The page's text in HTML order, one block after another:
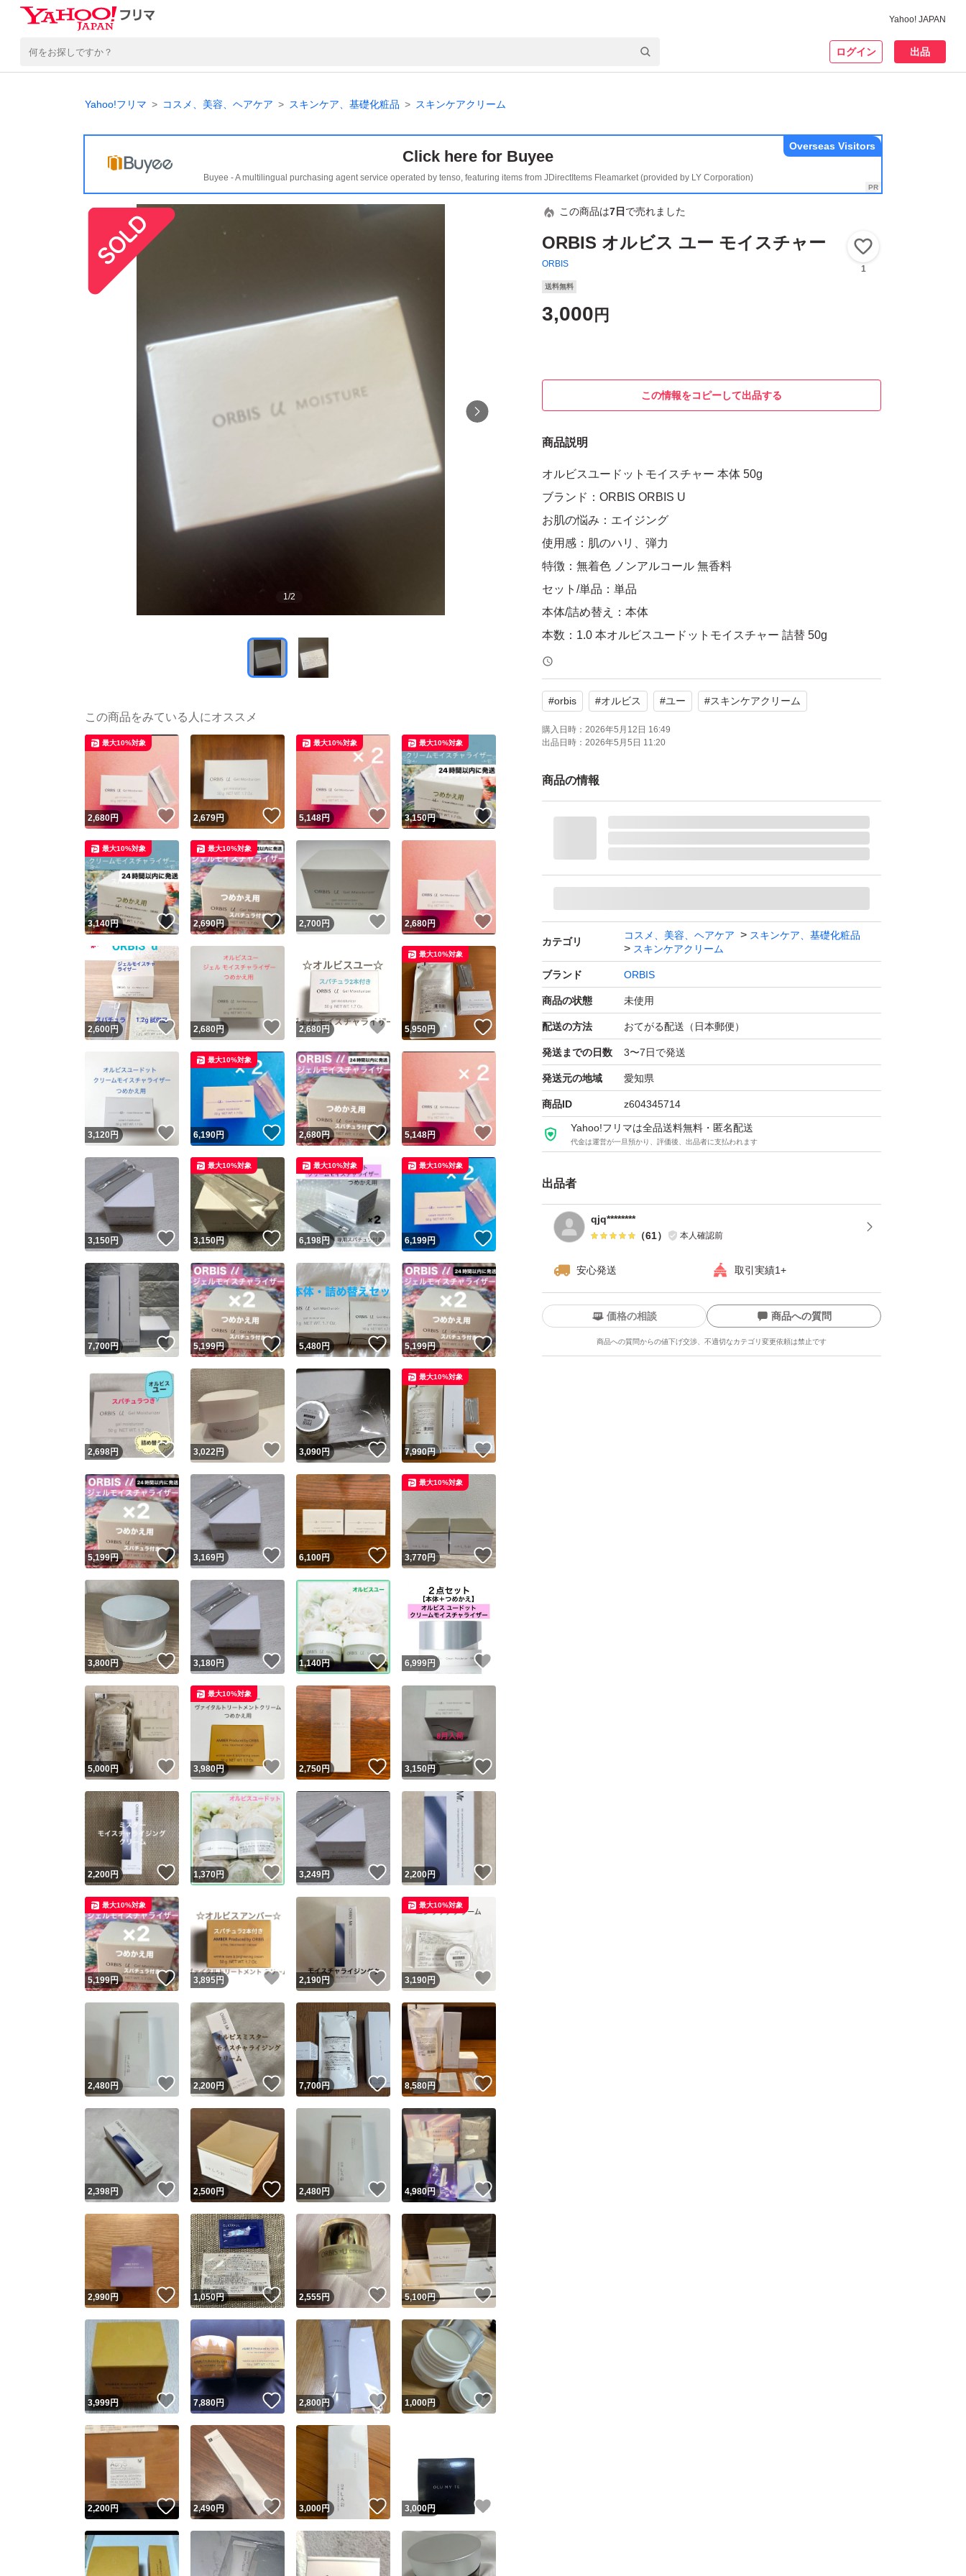
Yahoo! JAPAN
ログイン 出品
Yahoo!フリマ コスメ、美容、ヘアケア スキンケア、基礎化粧品 スキンケアクリーム
Click here for Buyee
Buyee - A multilingual purchasing agent service operated by tenso, featuring items from JDirectItems Fleamarket (provided by LY Corporation)
Overseas Visitors
1/2
この商品は7日 で売れました
ORBIS オルビス ユー モイスチャー
ORBIS 1
送料無料
3,000 円
この情報をコピーして出品する
商品説明
オルビスユードットモイスチャー 本体 50g
ブランド：ORBIS ORBIS U
お肌の悩み：エイジング
使用感：肌のハリ、弾力
特徴：無着色 ノンアルコール 無香料
セット/単品：単品
本体/詰め替え：本体
本数：1.0 本オルビスユードットモイスチャー 詰替 50g
ブランド：ORBIS ORBIS U
お肌の悩み：エイジング
使用感：肌のハリ、弾力
特徴：無着色 ノンアルコール 無香料
セット/単品：単品
本体/詰め替え：詰め替え
#orbis #オルビス #ユー #スキンケアクリーム
購入日時： 2026年5月12日 16:49
出品日時： 2026年5月5日 11:20
商品の情報
カテゴリ
コスメ、美容、ヘアケア
スキンケア、基礎化粧品
スキンケアクリーム
ブランド ORBIS
商品の状態 未使用
配送の方法 おてがる配送（日本郵便）
発送までの日数 3〜7日で発送
発送元の地域 愛知県
商品ID z604345714
Yahoo!フリマは全品送料無料・匿名配送
代金は運営が一旦預かり、評価後、出品者に支払われます
出品者
qjq********
（61） 本人確認前
安心発送 取引実績1+
ユーザーの実績について
Yahoo!フリマが定めた一定の基準を満たしたユーザーにバッジを付与しています
安心取引出品者
安心取引出品者 Yahoo!フリマの基準をクリアした安心・安全なユーザーです
取引実績
取引実績◯+ このユーザーはYahoo!フリマの取引を完了させた実績があります
他フリマ実績◯+ このユーザーは他フリマサービスでの取引実績があります
スピード&安心発送
※このバッジは実績に基づく表示であり、発送を保証しているものではありません
スピード＆安心発送
このユーザーは高頻度で24時間以内＆設定した発送日数内に発送してい
スピード発送 このユーザーは高頻度で24時間以内に発送しています
安心発送 このユーザーは設定した発送日数内に発送しています
価格の相談 商品への質問
商品への質問からの値下げ交渉、不適切なカテゴリ変更依頼は禁止です
この商品の情報をコピーします
商品画像の無断転載は禁止されています
コピーは1商品につき1回 です
出品ページへ
この商品をみている人にオススメ
2,680円 いいね！
最大10%対象
2,679円 いいね！
5,148円 いいね！
最大10%対象
3,150円 いいね！
最大10%対象
3,140円 いいね！
最大10%対象
2,690円 いいね！
最大10%対象
2,700 円 いいね！
2,680円
2,600円 いいね！
2,680円 いいね！
2,680 円 いいね！
5,950円
最大10%対象
3,120 円 いいね！
6,190円 いいね！
最大10%対象
2,680円 いいね！
5,148円
3,150円 いいね！
3,150円 いいね！
最大10%対象
6,198円 いいね！
最大10%対象
6,199円
最大10%対象
7,700円 いいね！
5,199円 いいね！
5,480円 いいね！
5,199円 いいね！
2,698円 いいね！
3,022円 いいね！
3,090円 いいね！
7,990円 いいね！
最大10%対象
5,199円 いいね！
3,169円 いいね！
6,100円 いいね！
3,770円 いいね！
最大10%対象
3,800円 いいね！
3,180円 いいね！
1,140円 いいね！
6,999円
5,000円 いいね！
3,980円 いいね！
最大10%対象
2,750円 いいね！
3,150円
2,200円 いいね！
1,370円 いいね！
3,249円 いいね！
2,200円
5,199円 いいね！
最大10%対象
3,895円 いいね！
2,190円 いいね！
3,190円
最大10%対象
2,480円 いいね！
2,200円 いいね！
7,700円 いいね！
8,580円 いいね！
2,398円 いいね！
2,500円 いいね！
2,480円 いいね！
4,980円
2,990円 いいね！
1,050円 いいね！
2,555円 いいね！
5,100円 いいね！
3,999円 いいね！
7,880円 いいね！
2,800円 いいね！
1,000円
2,200円 いいね！
2,490円 いいね！
3,000円 いいね！
3,000円